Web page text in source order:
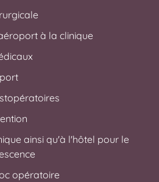
à la clinique
ainsi qu'à l'hôtel pour le
opératoire